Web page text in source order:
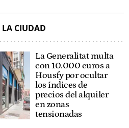
LA CIUDAD
La Generalitat multa
con 10.000 euros a
Housfy por ocultar
los índices de
precios del alquiler
en zonas
tensionadas